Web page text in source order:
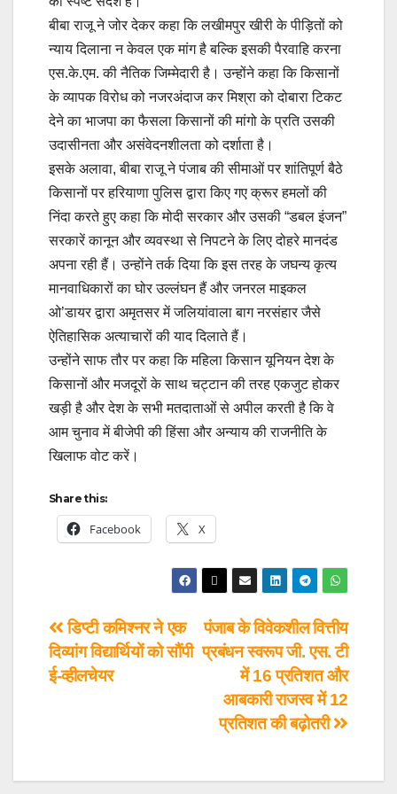
बीबा राजू ने जोर देकर कहा कि लखीमपुर खीरी के पीड़ितों को
न्याय दिलाना न केवल एक मांग है बल्कि इसकी पैरवाहि करना
एस.के.एम. की नैतिक जिम्मेदारी है। उन्होंने कहा कि किसानों
के व्यापक विरोध को नजरअंदाज कर मिश्रा को दोबारा टिकट
देने का भाजपा का फैसला किसानों की मांगो के प्रति उसकी
उदासीनता और असंवेदनशीलता को दर्शाता है।
इसके अलावा, बीबा राजू ने पंजाब की सीमाओं पर शांतिपूर्ण बैठे
किसानों पर हरियाणा पुलिस द्वारा किए गए क्रूर हमलों की
निंदा करते हुए कहा कि मोदी सरकार और उसकी “डबल इंजन”
सरकारें कानून और व्यवस्था से निपटने के लिए दोहरे मानदंड
अपना रही हैं। उन्होंने तर्क दिया कि इस तरह के जघन्य कृत्य
मानवाधिकारों का घोर उल्लंघन हैं और जनरल माइकल
ओ’डायर द्वारा अमृतसर में जलियांवाला बाग नरसंहार जैसे
ऐतिहासिक अत्याचारों की याद दिलाते हैं।
उन्होंने साफ तौर पर कहा कि महिला किसान यूनियन देश के
किसानों और मजदूरों के साथ चट्टान की तरह एकजुट होकर
खड़ी है और देश के सभी मतदाताओं से अपील करती है कि वे
आम चुनाव में बीजेपी की हिंसा और अन्याय की राजनीति के
खिलाफ वोट करें।
Share this:
Facebook X
पंजाब के विवेकशील वित्तीय
प्रबंधन स्वरूप जी. एस. टी
में 16 प्रतिशत और
आबकारी राजस्व में 12
प्रतिशत की बढ़ोतरी
डिप्टी कमिश्नर ने एक
दिव्यांग विद्यार्थियों को सौंपी
ई-व्हीलचेयर